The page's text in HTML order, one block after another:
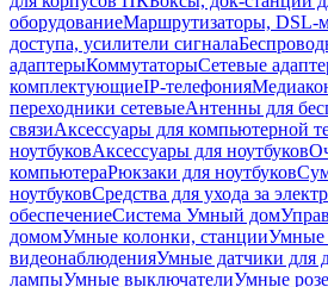
оборудованиеМаршрутизаторы, DSL-
доступа, усилители сигнала
адаптерыКоммутаторыСетевые
комплектующиеIP-телефония
переходники сетевыеАнтенны для
связиАксессуары для компьютерной
ноутбуковАксессуары для ноутбуков
компьютераРюкзаки для ноутбуков
ноутбуковСредства для ухода за
обеспечениеСистема Умный дом
домомУмные колонки, станцииУмные
видеонаблюденияУмные датчики для
лампыУмные выключателиУмные